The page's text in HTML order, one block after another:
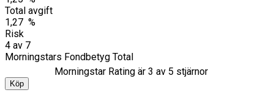
Total avgift
1,27 %
Risk
4 av 7
Morningstars Fondbetyg Total
Morningstar Rating är 3 av 5 stjärnor
Köp